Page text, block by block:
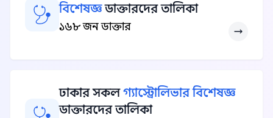
বিশেষজ্ঞডাক্তারদের তালিকা
১৬৮ জন ডাক্তার
ঢাকার সকলগ্যাস্ট্রোলিভার বিশেষজ্ঞ
ডাক্তারদের তালিকা